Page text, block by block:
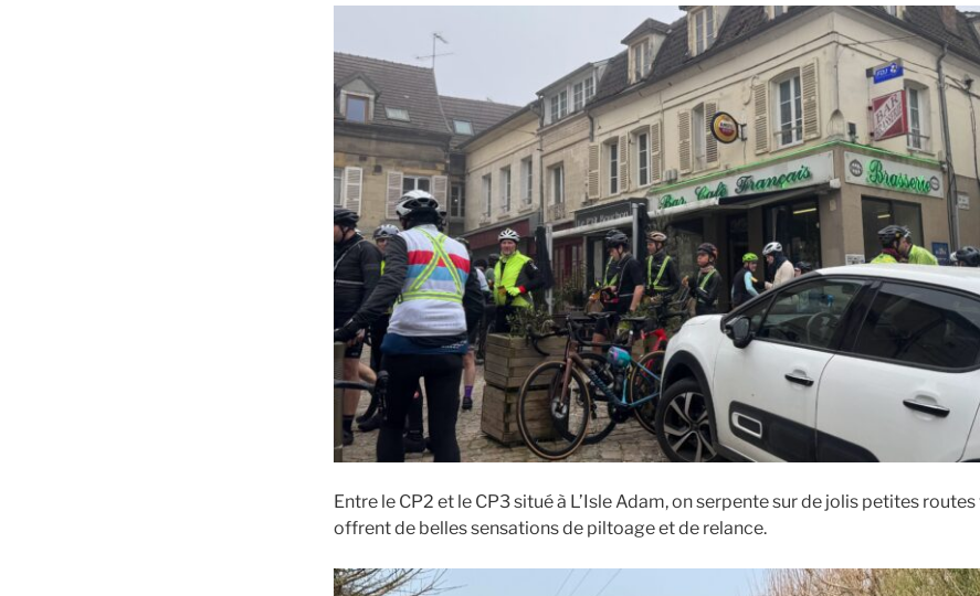
Entre le CP2 et le CP3 situé à L’Isle Adam, on serpente sur de jolis petites
offrent de belles sensations de piltoage et de relance.